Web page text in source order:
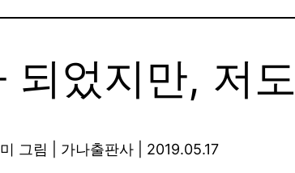
되었지만, 저
그림 | 가나출판사 | 2019.05.17